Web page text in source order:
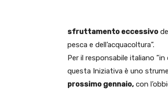
sfruttamento eccessivo
pesca e dell’acquacoltura”.
Per il responsabile italiano
questa Iniziativa è uno
prossimo gennaio, con